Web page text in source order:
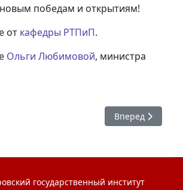
победам и открытиям!
от кафедры РТПиП.
Ольги Любимовой, министра
открыт! Следующий:
Вперед
государственный институт